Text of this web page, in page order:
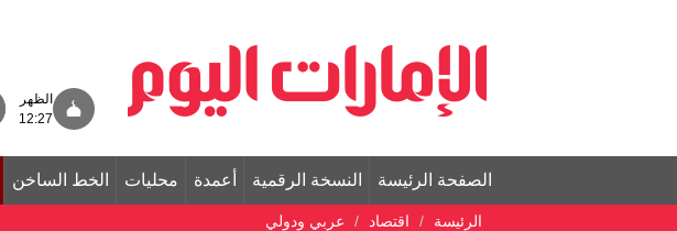
الظهر
12:27
الصفحة الرئيسة النسخة الرقمية أعمدة محليات الخط الساخن
الرئيسة اقتصاد عربي ودولي